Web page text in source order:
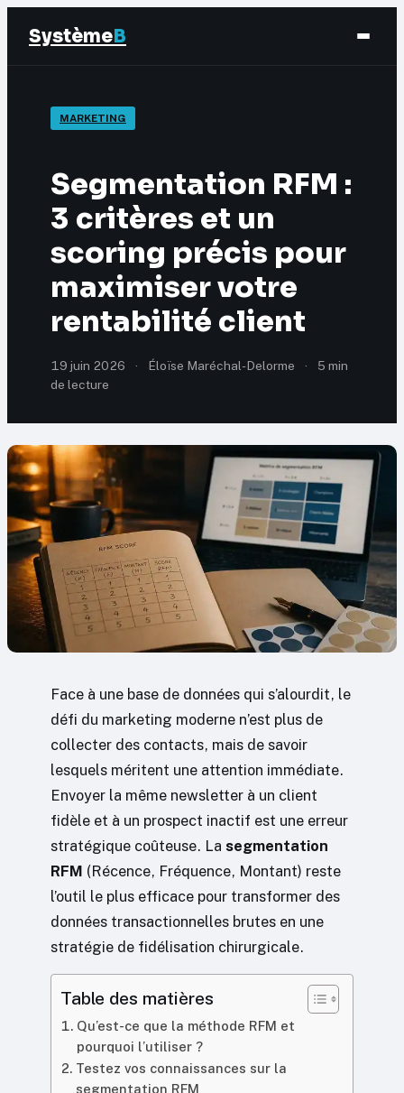
SystèmeB
Finance
Éducation & Emploi
Marketing
MARKETING
Segmentation RFM :
3 critères et un
scoring précis pour
maximiser votre
rentabilité client
19 juin 2026 · Éloïse Maréchal-Delorme ·
5 min
de lecture
Face à une base de données qui s’alourdit, le
défi du marketing moderne n’est plus de
collecter des contacts, mais de savoir
lesquels méritent une attention immédiate.
Envoyer la même newsletter à un client
fidèle et à un prospect inactif est une erreur
stratégique coûteuse. La segmentation
RFM (Récence, Fréquence, Montant) reste
l’outil le plus efficace pour transformer des
données transactionnelles brutes en une
stratégie de fidélisation chirurgicale.
Table des matières
Qu’est-ce que la méthode RFM et
pourquoi l’utiliser ?
Testez vos connaissances sur la
segmentation RFM